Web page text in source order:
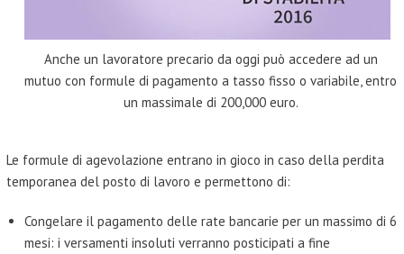
Anche un lavoratore precario da oggi può accedere ad un
mutuo con formule di pagamento a tasso fisso o variabile, entro
un massimale di 200,000 euro.
Le formule di agevolazione entrano in gioco in caso della perdita
temporanea del posto di lavoro e permettono di:
Congelare il pagamento delle rate bancarie per un massimo di 6
mesi: i versamenti insoluti verranno posticipati a fine